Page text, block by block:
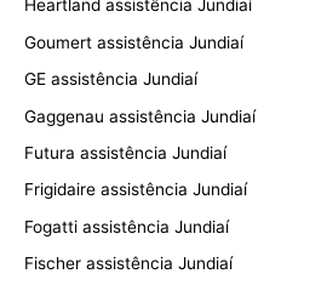
Heartland assistência Jundiaí
Goumert assistência Jundiaí
GE assistência Jundiaí
Gaggenau assistência Jundiaí
Futura assistência Jundiaí
Frigidaire assistência Jundiaí
Fogatti assistência Jundiaí
Fischer assistência Jundiaí